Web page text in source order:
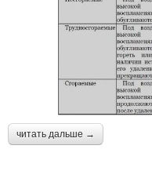
читать дальше →